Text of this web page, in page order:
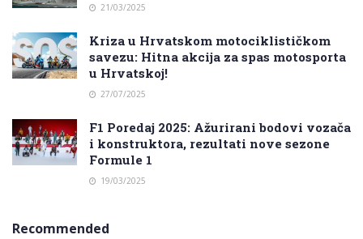
21/03/2025
Kriza u Hrvatskom motociklističkom
savezu: Hitna akcija za spas motosporta
u Hrvatskoj!
27/07/2025
F1 Poredaj 2025: Ažurirani bodovi vozača
i konstruktora, rezultati nove sezone
Formule 1
19/03/2025
Recommended